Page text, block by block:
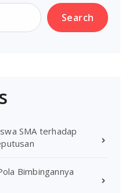
Search
SMA terhadap
Bimbingannya